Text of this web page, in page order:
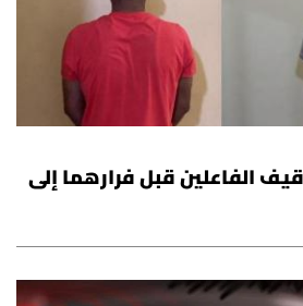
الفاعلين قبل فرارهما إلى